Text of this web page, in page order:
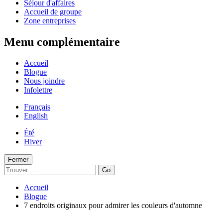
Séjour d'affaires
Accueil de groupe
Zone entreprises
Menu complémentaire
Accueil
Blogue
Nous joindre
Infolettre
Français
English
Été
Hiver
Fermer
Go
Accueil
Blogue
7 endroits originaux pour admirer les couleurs d'automne